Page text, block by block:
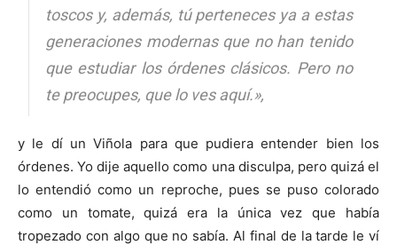
toscos y, además, tú perteneces ya a estas
generaciones modernas que no han tenido
que estudiar los órdenes clásicos. Pero no
te preocupes, que lo ves aquí.»,
y le dí un Viñola para que pudiera entender bien los
órdenes. Yo dije aquello como una disculpa, pero quizá el
lo entendió como un reproche, pues se puso colorado
como un tomate, quizá era la única vez que había
tropezado con algo que no sabía. Al final de la tarde le ví